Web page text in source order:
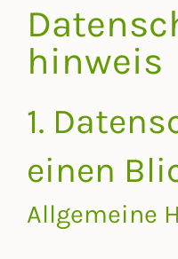
Garten Projekte
Die
Karriere
hinweis
1.
einen
Allgemeine